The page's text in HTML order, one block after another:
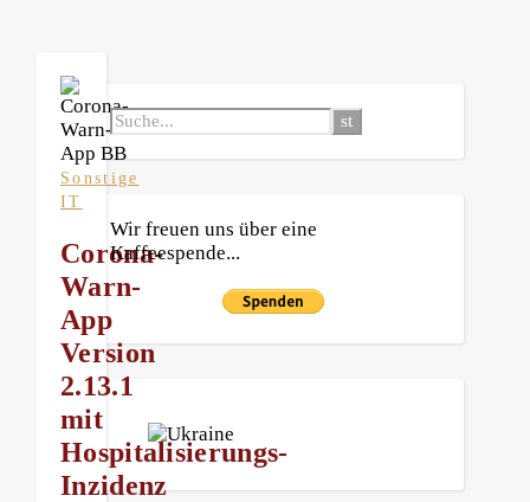
Sonstige
IT
Corona-
Warn-
App
Version
2.13.1
mit
Hospitalisierungs-
Inzidenz
Wir freuen uns über eine
Kaffeespende...